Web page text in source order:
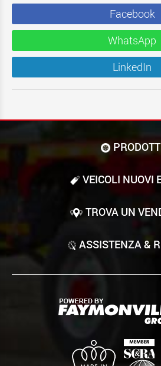
Facebook
WhatsApp
LinkedIn
VEICOLI NUOVI
TROVA UN
ASSISTENZA &